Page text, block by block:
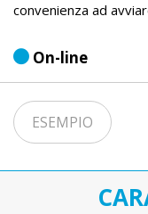
convenienza ad